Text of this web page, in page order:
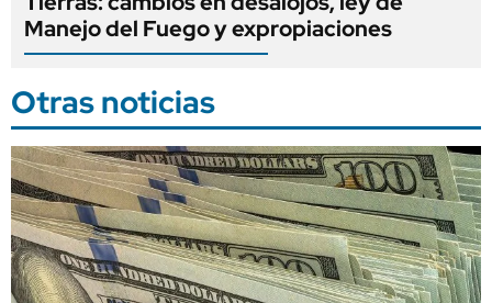
Manejo del Fuego y expropiaciones
Otras noticias